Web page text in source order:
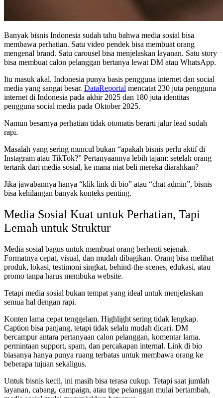
Banyak bisnis Indonesia sudah tahu bahwa media sosial bisa
membawa perhatian. Satu video pendek bisa membuat orang
mengenal brand. Satu carousel bisa menjelaskan layanan. Satu story
bisa membuat calon pelanggan bertanya lewat DM atau WhatsApp.
Itu masuk akal. Indonesia punya basis pengguna internet dan social
media yang sangat besar. DataReportal mencatat 230 juta pengguna
internet di Indonesia pada akhir 2025 dan 180 juta identitas
pengguna social media pada Oktober 2025.
Namun besarnya perhatian tidak otomatis berarti jalur lead sudah
rapi.
Masalah yang sering muncul bukan “apakah bisnis perlu aktif di
Instagram atau TikTok?” Pertanyaannya lebih tajam: setelah orang
tertarik dari media sosial, ke mana niat beli mereka diarahkan?
Jika jawabannya hanya “klik link di bio” atau “chat admin”, bisnis
bisa kehilangan banyak konteks penting.
Media Sosial Kuat untuk Perhatian, Tapi
Lemah untuk Struktur
Media sosial bagus untuk membuat orang berhenti sejenak.
Formatnya cepat, visual, dan mudah dibagikan. Orang bisa melihat
produk, lokasi, testimoni singkat, behind-the-scenes, edukasi, atau
promo tanpa harus membuka website.
Tetapi media sosial bukan tempat yang ideal untuk menjelaskan
semua hal dengan rapi.
Konten lama cepat tenggelam. Highlight sering tidak lengkap.
Caption bisa panjang, tetapi tidak selalu mudah dicari. DM
bercampur antara pertanyaan calon pelanggan, komentar lama,
permintaan support, spam, dan percakapan internal. Link di bio
biasanya hanya punya ruang terbatas untuk membawa orang ke
beberapa tujuan sekaligus.
Untuk bisnis kecil, ini masih bisa terasa cukup. Tetapi saat jumlah
layanan, cabang, campaign, atau tipe pelanggan mulai bertambah,